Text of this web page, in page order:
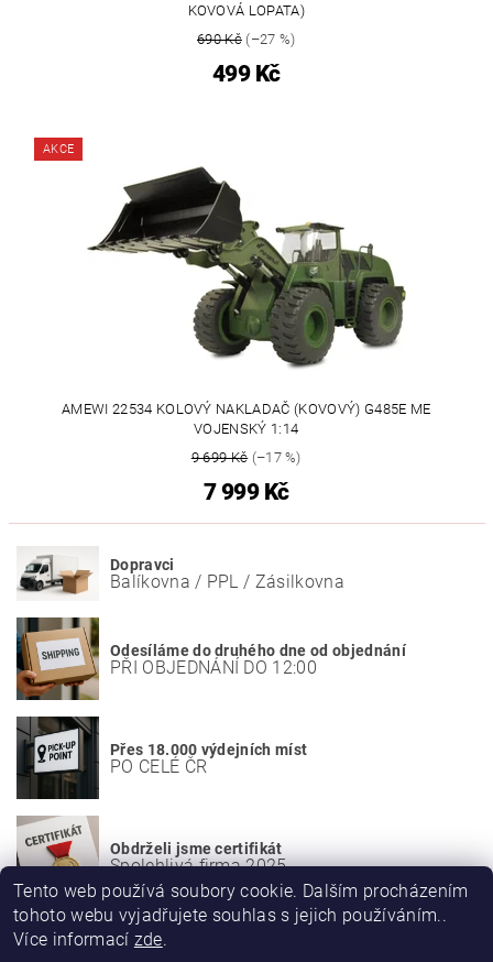
KOVOVÁ LOPATA)
690 Kč(–27 %)
499 Kč
AKCE
AMEWI 22534 KOLOVÝ NAKLADAČ (KOVOVÝ) G485E ME
VOJENSKÝ 1:14
9 699 Kč(–17 %)
7 999 Kč
Dopravci
Balíkovna / PPL / Zásilkovna
Odesíláme do druhého dne od objednání
PŘI OBJEDNÁNÍ DO 12:00
Přes 18.000 výdejních míst
PO CELÉ ČR
Obdrželi jsme certifikát
Spolehlivá firma 2025
Tento web používá soubory cookie. Dalším procházením
tohoto webu vyjadřujete souhlas s jejich používáním..
Více informací zde.